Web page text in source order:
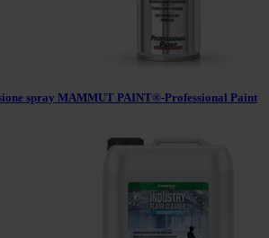
spray MAMMUT PAINT®-Professional Paint